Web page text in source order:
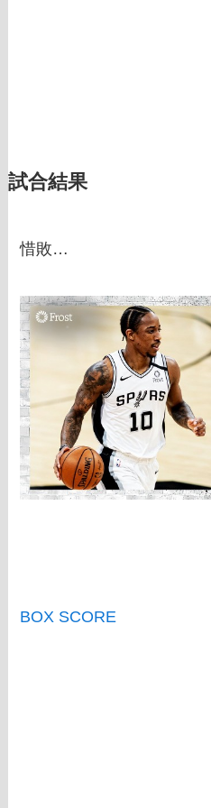
試合結果
惜敗…
BOX SCORE